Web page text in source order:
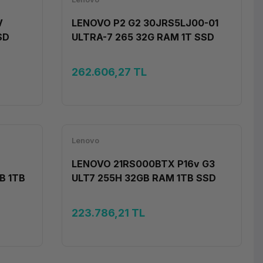
da değerlendirmeye girer. Kurumsal alımlarda garanti
garanti seçenekleriyle bireysel modellerden ayrışır. Birim
ve düşük enerji tüketimiyle karşılar; masaüstü bilgisayara
LENOVO P2 G2 30JRS5LJ00-01
ULTRA-7 265 32G RAM 1T SSD
262.606,27 TL
1TB
Lenovo
LENOVO 21RS000BTX P16v G3
ULT7 255H 32GB RAM 1TB SSD
223.786,21 TL